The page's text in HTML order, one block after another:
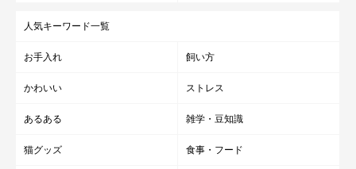
人気キーワード一覧
お手入れ 飼い方
かわいい ストレス
あるある 雑学・豆知識
猫グッズ 食事・フード